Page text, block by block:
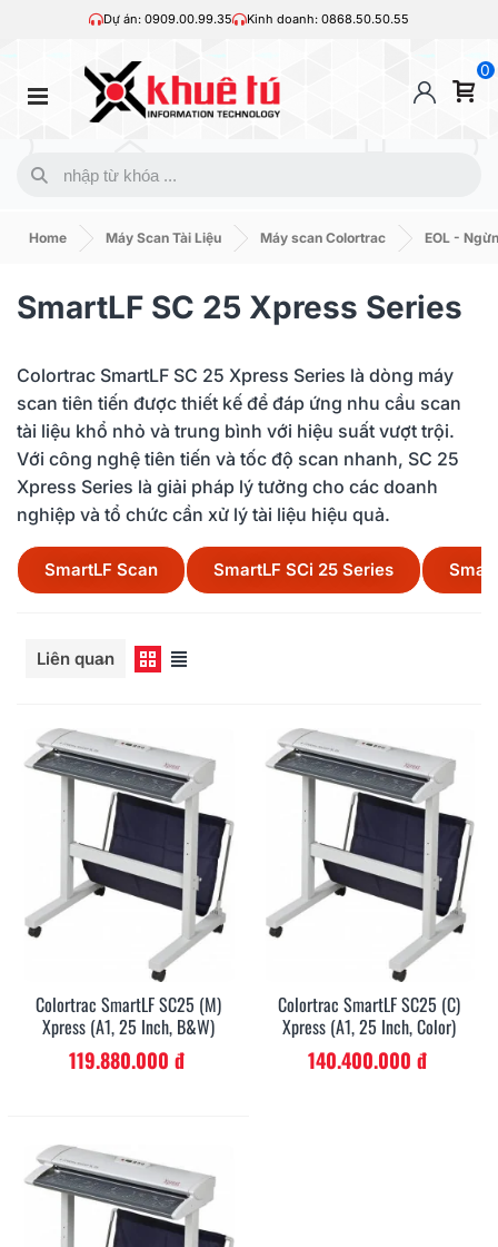
Dự án: 0909.00.99.35 Kinh doanh: 0868.50.50.55
0
Home Máy Scan Tài Liệu Máy scan Colortrac EOL -
SmartLF SC 25 Xpress Series
Colortrac SmartLF SC 25 Xpress Series là dòng máy
scan tiên tiến được thiết kế để đáp ứng nhu cầu scan
tài liệu khổ nhỏ và trung bình với hiệu suất vượt trội.
Với công nghệ tiên tiến và tốc độ scan nhanh, SC 25
Xpress Series là giải pháp lý tưởng cho các doanh
nghiệp và tổ chức cần xử lý tài liệu hiệu quả.
SmartLF Scan SmartLF SCi 25 Series
Liên quan
Colortrac SmartLF SC25 (m)
Xpress (A1, 25 Inch, B&W)
119.880.000 đ
Colortrac SmartLF SC25 (c)
Xpress (A1, 25 Inch, Color)
140.400.000 đ